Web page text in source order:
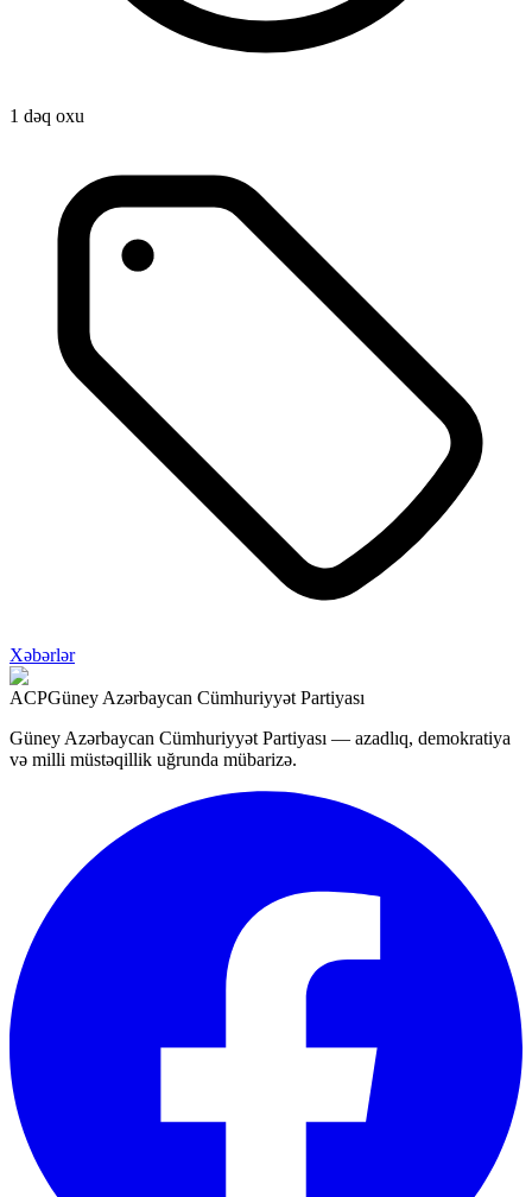
1 dəq oxu
Xəbərlər
ACPGüney Azərbaycan Cümhuriyyət Partiyası
Güney Azərbaycan Cümhuriyyət Partiyası — azadlıq, demokratiya
və milli müstəqillik uğrunda mübarizə.